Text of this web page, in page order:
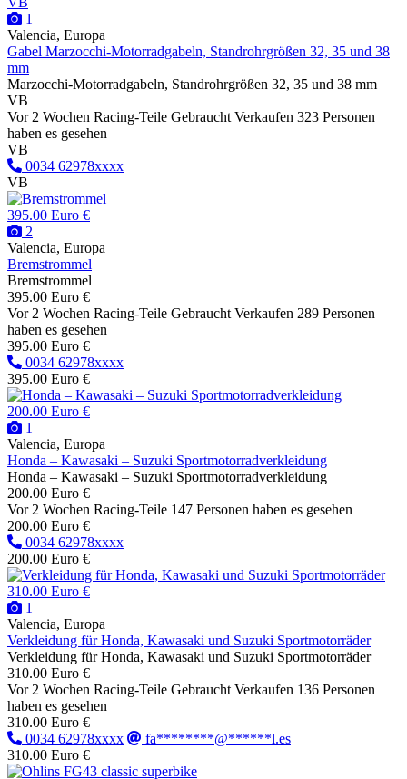
1
Valencia, Europa
Gabel Marzocchi-Motorradgabeln, Standrohrgrößen 32, 35 und 38
mm
Marzocchi-Motorradgabeln, Standrohrgrößen 32, 35 und 38 mm
VB
Vor 2 Wochen Racing-Teile Gebraucht Verkaufen 323 Personen
haben es gesehen
VB
0034 62978xxxx
VB
395.00 Euro €
2
Valencia, Europa
Bremstrommel
Bremstrommel
395.00 Euro €
Vor 2 Wochen Racing-Teile Gebraucht Verkaufen 289 Personen
haben es gesehen
395.00 Euro €
0034 62978xxxx
395.00 Euro €
200.00 Euro €
1
Valencia, Europa
Honda – Kawasaki – Suzuki Sportmotorradverkleidung
Honda – Kawasaki – Suzuki Sportmotorradverkleidung
200.00 Euro €
Vor 2 Wochen Racing-Teile 147 Personen haben es gesehen
200.00 Euro €
0034 62978xxxx
200.00 Euro €
310.00 Euro €
1
Valencia, Europa
Verkleidung für Honda, Kawasaki und Suzuki Sportmotorräder
Verkleidung für Honda, Kawasaki und Suzuki Sportmotorräder
310.00 Euro €
Vor 2 Wochen Racing-Teile Gebraucht Verkaufen 136 Personen
haben es gesehen
310.00 Euro €
0034 62978xxxx
fa********@******l.es
310.00 Euro €